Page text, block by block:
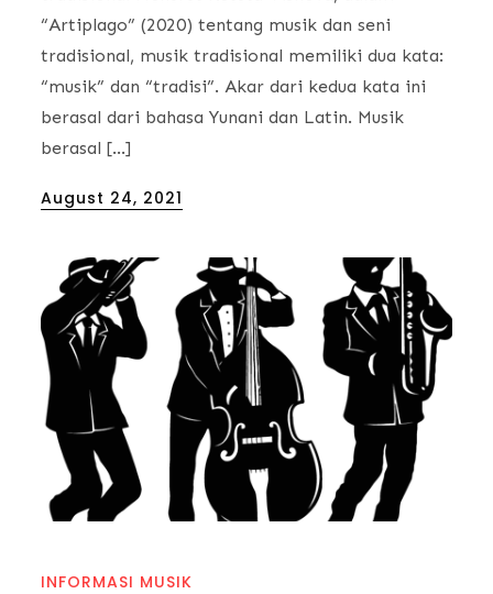
“Artiplago” (2020) tentang musik dan seni
tradisional, musik tradisional memiliki dua kata:
“musik” dan “tradisi”. Akar dari kedua kata ini
berasal dari bahasa Yunani dan Latin. Musik
berasal […]
Posted
August 24, 2021
INFORMASI MUSIK